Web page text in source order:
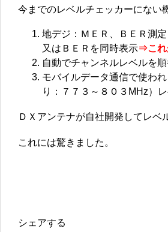
今までのレベルチェッカーにない
地デジ：ＭＥＲ、ＢＥＲ測
又はＢＥＲを同時表示⇒これ
自動でチャンネルレベルを
モバイルデータ通信で使わ
り：７７３～８０３MHz）
ＤＸアンテナが自社開発してレ
これには驚きました。
シェアする